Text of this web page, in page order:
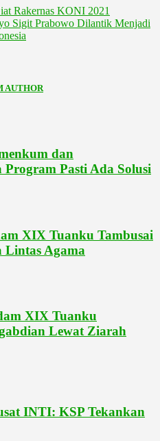
Rakernas KONI 2021
Sigit Prabowo Dilantik Menjadi
AUTHOR
dan
Pasti Ada Solusi
XIX Tuanku Tambusai
Lintas Agama
XIX Tuanku
Lewat Ziarah
INTI: KSP Tekankan